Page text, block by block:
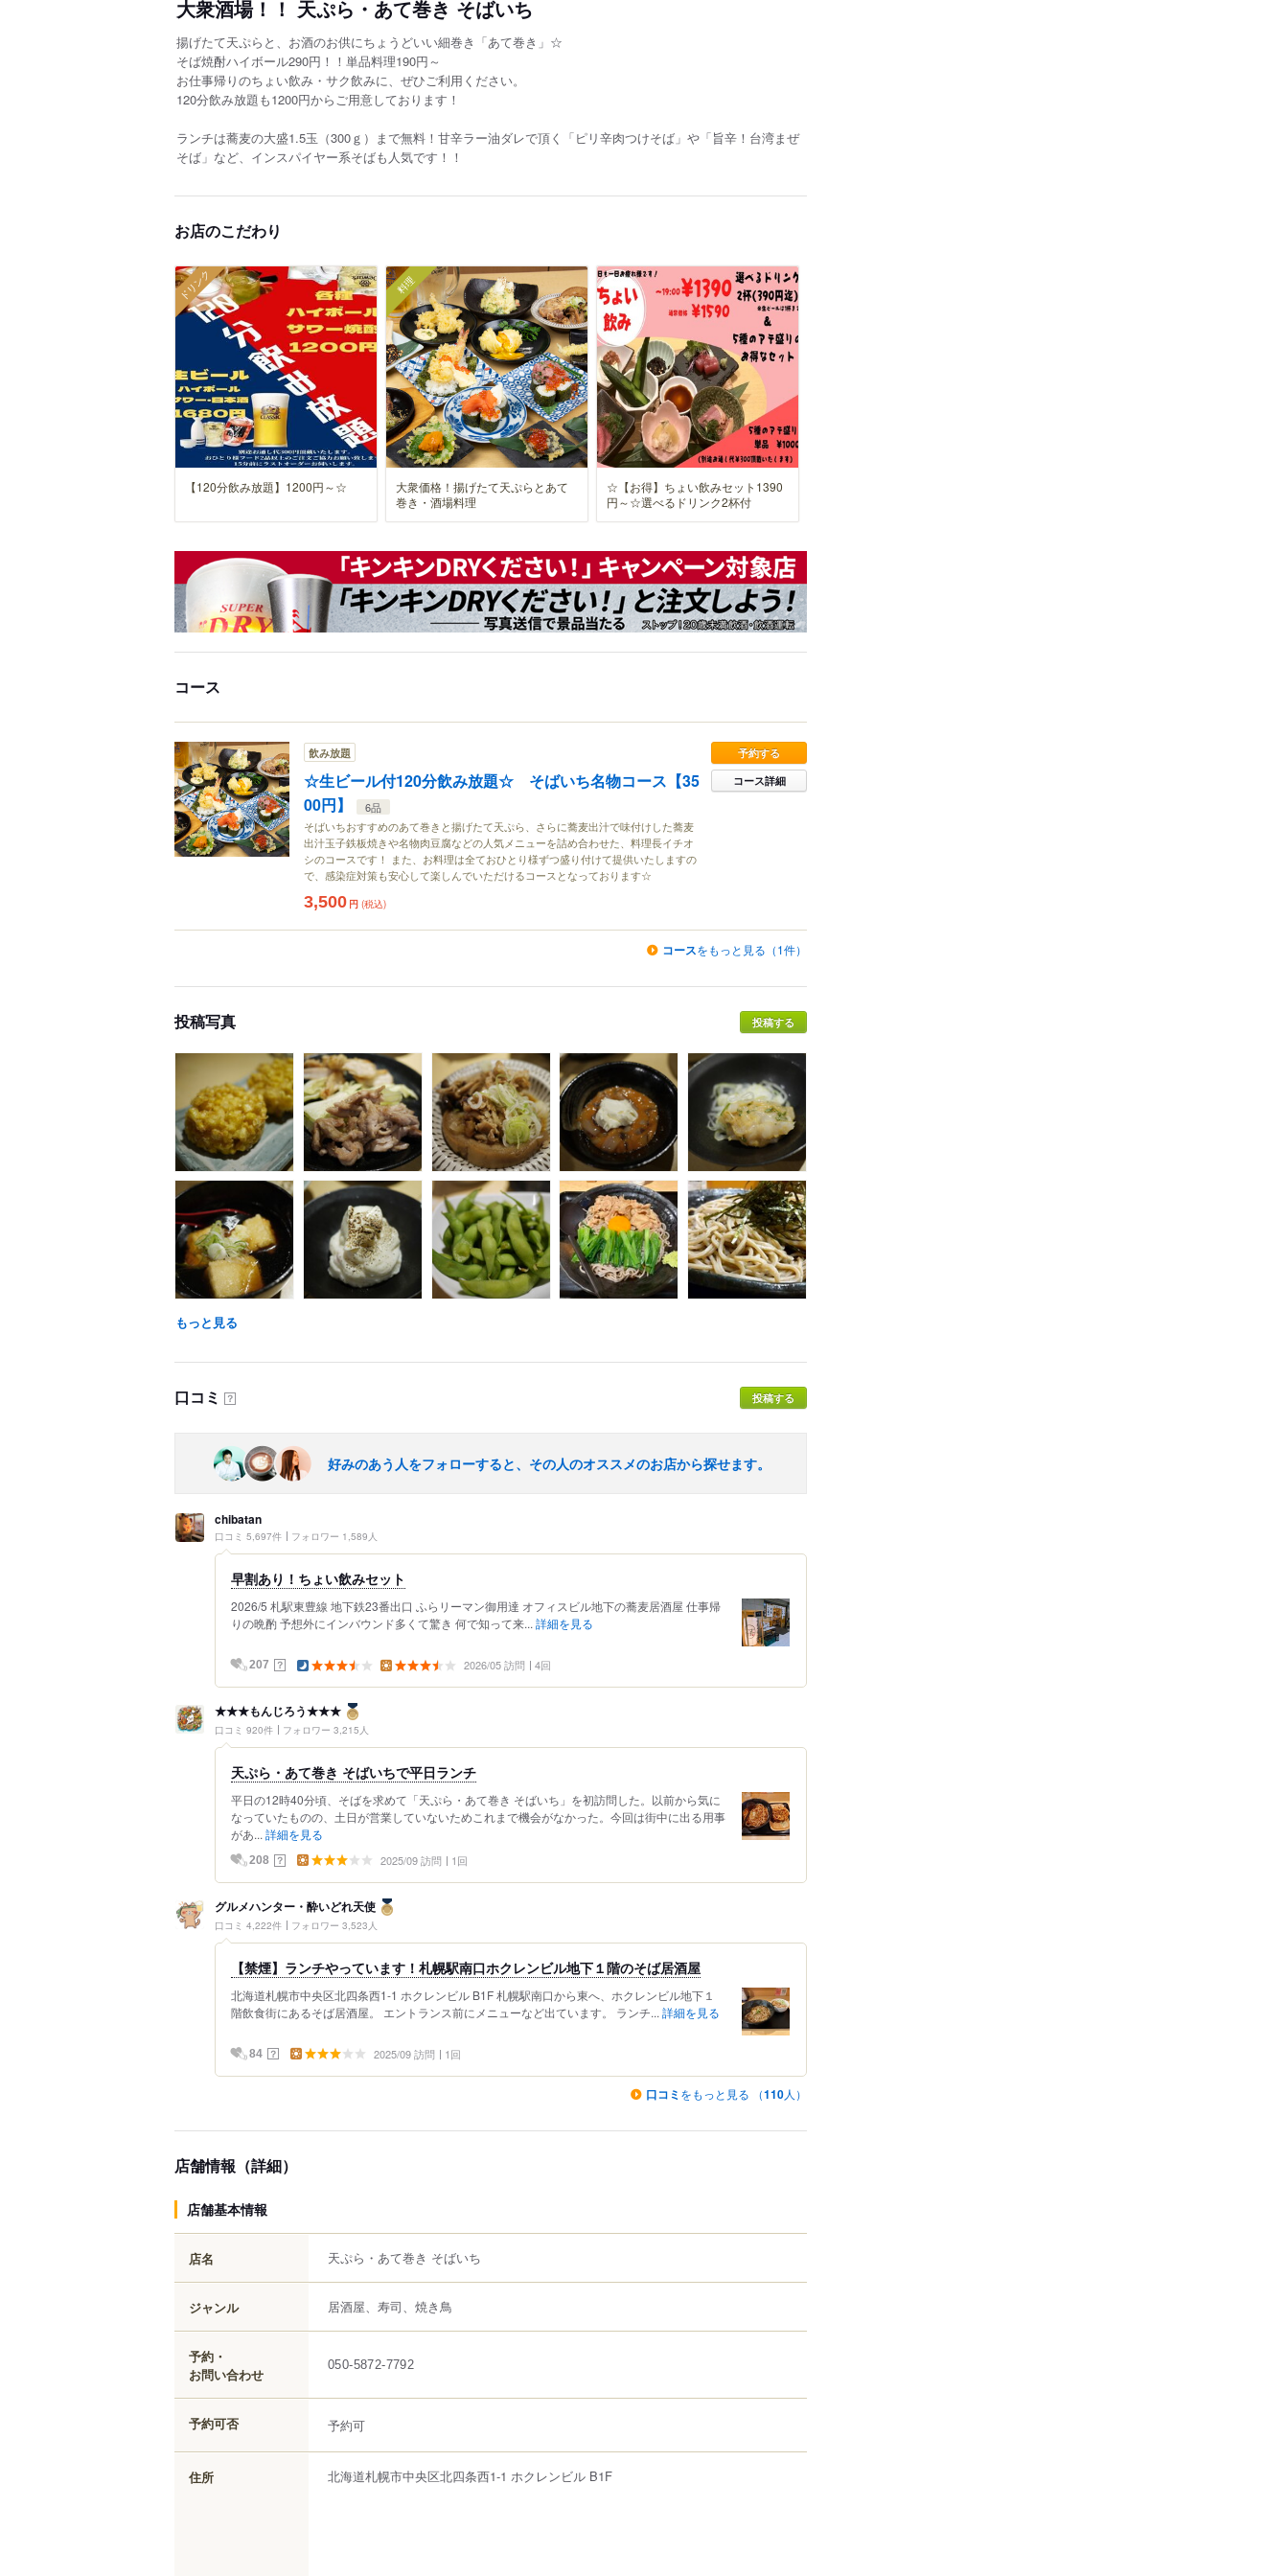
大衆酒場！！ 天ぷら・あて巻き そばいち
揚げたて天ぷらと、お酒のお供にちょうどいい細巻き「あて巻き」☆
そば焼酎ハイボール290円！！単品料理190円～
お仕事帰りのちょい飲み・サク飲みに、ぜひご利用ください。
120分飲み放題も1200円からご用意しております！
ランチは蕎麦の大盛1.5玉（300ｇ）まで無料！甘辛ラー油ダレで頂く「ピリ辛肉つけそば」や「旨辛！台湾まぜ
そば」など、インスパイヤー系そばも人気です！！
お店のこだわり
ドリンク
【120分飲み放題】1200円～☆
料理
大衆価格！揚げたて天ぷらとあて
巻き・酒場料理
☆【お得】ちょい飲みセット1390
円～☆選べるドリンク2杯付
コース
飲み放題
☆生ビール付120分飲み放題☆ そばいち名物コース【35
00円】
6品
そばいちおすすめのあて巻きと揚げたて天ぷら、さらに蕎麦出汁で味付けした蕎麦
出汁玉子鉄板焼きや名物肉豆腐などの人気メニューを詰め合わせた、料理長イチオ
シのコースです！ また、お料理は全ておひとり様ずつ盛り付けて提供いたしますの
で、感染症対策も安心して楽しんでいただけるコースとなっております☆
予約する
コース詳細
3,500 円 (税込)
コースをもっと見る（1件）
投稿写真 投稿する
もっと見る
口コミ ？ 投稿する
好みのあう人をフォローすると、その人のオススメのお店から探せます。
chibatan
口コミ 5,697件 フォロワー 1,589人
早割あり！ちょい飲みセット
2026/5 札駅東豊線 地下鉄23番出口 ふらリーマン御用達 オフィスビル地下の蕎麦居酒屋 仕事帰
りの晩酌 予想外にインバウンド多くて驚き 何で知って来... 詳細を見る
207 ？ 2026/05 訪問 4回
★★★もんじろう★★★
口コミ 920件 フォロワー 3,215人
天ぷら・あて巻き そばいちで平日ランチ
平日の12時40分頃、そばを求めて「天ぷら・あて巻き そばいち」を初訪問した。以前から気に
なっていたものの、土日が営業していないためこれまで機会がなかった。今回は街中に出る用事
があ... 詳細を見る
208 ？ 2025/09 訪問 1回
グルメハンター・酔いどれ天使
口コミ 4,222件 フォロワー 3,523人
【禁煙】ランチやっています！札幌駅南口ホクレンビル地下１階のそば居酒屋
北海道札幌市中央区北四条西1-1 ホクレンビル B1F 札幌駅南口から東へ、ホクレンビル地下１
階飲食街にあるそば居酒屋。 エントランス前にメニューなど出ています。 ランチ... 詳細を見る
84 ？ 2025/09 訪問 1回
口コミ をもっと見る （110人）
店舗情報（詳細）
店舗基本情報
店名 天ぷら・あて巻き そばいち
ジャンル 居酒屋、寿司、焼き鳥
予約・
お問い合わせ
050-5872-7792
予約可否 予約可
住所 北海道札幌市中央区北四条西1-1 ホクレンビル B1F